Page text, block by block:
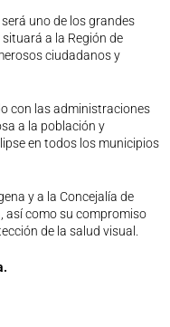
uno de los grandes
a la Región de
ciudadanos y
con las administraciones
a la población y
en todos los municipios
y a la Concejalía de
así como su compromiso
de la salud visual.